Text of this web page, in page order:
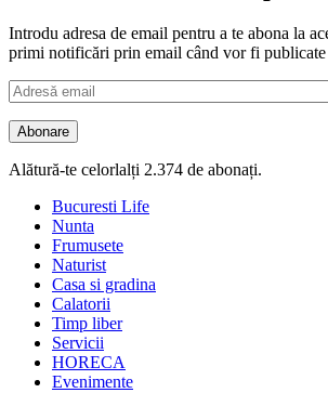
Introdu adresa de email pentru a te abona la
primi notificări prin email când vor fi
Adresă
email
Abonare
Alătură-te celorlalți 2.374 de abonați.
Bucuresti Life
Nunta
Frumusete
Naturist
Casa si gradina
Calatorii
Timp liber
Servicii
HORECA
Evenimente